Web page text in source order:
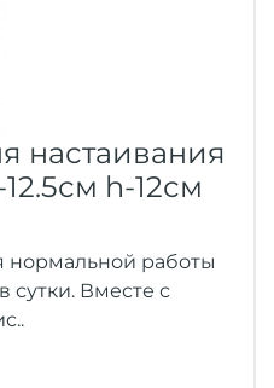
настаивания
h-12см
нормальной работы
сутки. Вместе с